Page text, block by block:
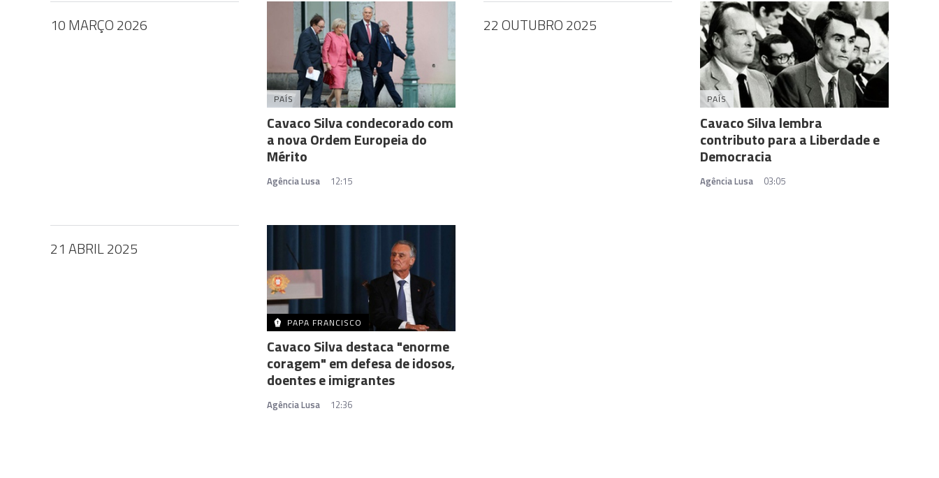
10 MARÇO 2026
PAÍS
Cavaco Silva condecorado com
a nova Ordem Europeia do
Mérito
Agência Lusa 12:15
22 OUTUBRO 2025
PAÍS
Cavaco Silva lembra
contributo para a Liberdade e
Democracia
Agência Lusa 03:05
21 ABRIL 2025
PAPA FRANCISCO
Cavaco Silva destaca "enorme
coragem" em defesa de idosos,
doentes e imigrantes
Agência Lusa 12:36